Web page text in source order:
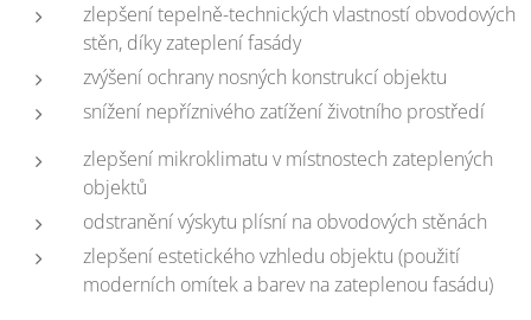
zlepšení tepelně-technických vlastností obvodových
stěn, díky zateplení fasády
zvýšení ochrany nosných konstrukcí objektu
snížení nepříznivého zatížení životního prostředí
zlepšení mikroklimatu v místnostech zateplených
objektů
odstranění výskytu plísní na obvodových stěnách
zlepšení estetického vzhledu objektu (použití
moderních omítek a barev na zateplenou fasádu)